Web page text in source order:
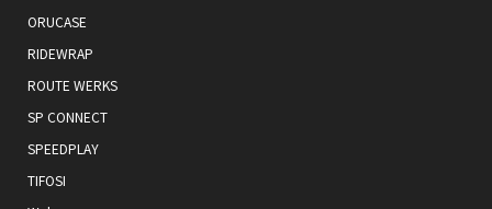
ORUCASE
RIDEWRAP
ROUTE WERKS
SP CONNECT
SPEEDPLAY
TIFOSI